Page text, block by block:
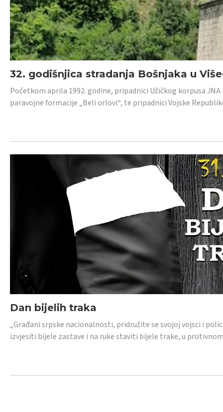
32. godišnjica stradanja Bošnjaka u
Početkom aprila 1992. godine, pripadnici Užičkog korpusa
paravojne formacije „Beli orlovi“, te pripadnici Vojske
Dan bijelih traka
„Građani srpske nacionalnosti, pridružite se svojoj vojsci i
izvjesiti bijele zastave i na ruke staviti bijele trake, u